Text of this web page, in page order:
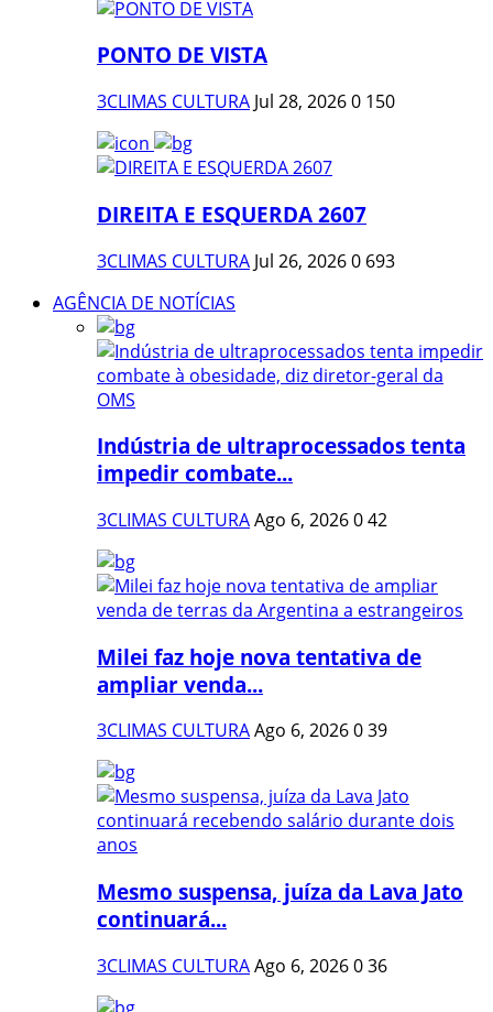
PONTO DE VISTA
3CLIMAS CULTURA Jul 28, 20260 150
DIREITA E ESQUERDA 2607
3CLIMAS CULTURA Jul 26, 20260 693
AGÊNCIA DE NOTÍCIAS
Indústria de ultraprocessados tenta
impedir combate...
3CLIMAS CULTURAAgo 6, 2026042
Milei faz hoje nova tentativa de
ampliar venda...
3CLIMAS CULTURAAgo 6, 2026039
Mesmo suspensa, juíza da Lava Jato
continuará...
3CLIMAS CULTURAAgo 6, 2026036